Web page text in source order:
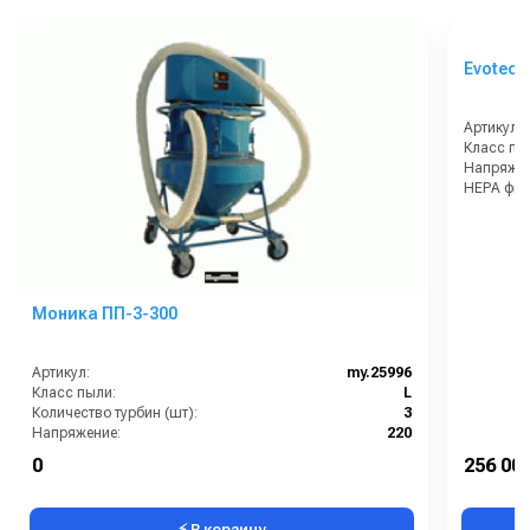
Моника ПП-3-300
Артикул:
my.25996
Класс пыли:
L
Количество турбин (шт):
3
Напряжение:
220
0
Evotec
Артикул:
Класс
HEPA
256